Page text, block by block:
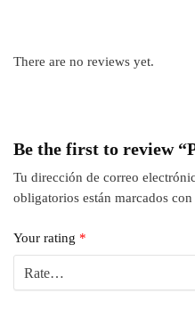
There are no reviews yet.
Be the first to review
Tu dirección de correo
obligatorios están marcados con
Your rating *